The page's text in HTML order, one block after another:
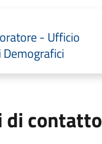
- Ufficio
Demografici
di contatto